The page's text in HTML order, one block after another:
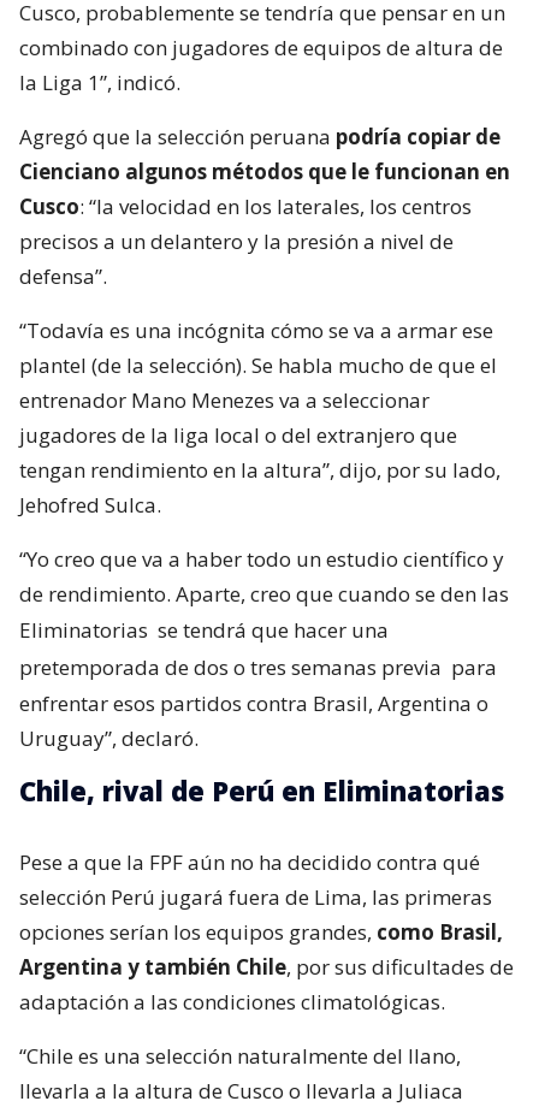
Cusco, probablemente se tendría que pensar en un
combinado con jugadores de equipos de altura de
la Liga 1”, indicó.
Agregó que la selección peruana podría copiar de
Cienciano algunos métodos que le funcionan en
Cusco: “la velocidad en los laterales, los centros
precisos a un delantero y la presión a nivel de
defensa”.
“Todavía es una incógnita cómo se va a armar ese
plantel (de la selección). Se habla mucho de que el
entrenador Mano Menezes va a seleccionar
jugadores de la liga local o del extranjero que
tengan rendimiento en la altura”, dijo, por su lado,
Jehofred Sulca.
“Yo creo que va a haber todo un estudio científico y
de rendimiento. Aparte, creo que cuando se den las
Eliminatorias se tendrá que hacer una
pretemporada de dos o tres semanas previa para
enfrentar esos partidos contra Brasil, Argentina o
Uruguay”, declaró.
Chile, rival de Perú en Eliminatorias
Pese a que la FPF aún no ha decidido contra qué
selección Perú jugará fuera de Lima, las primeras
opciones serían los equipos grandes, como Brasil,
Argentina y también Chile, por sus dificultades de
adaptación a las condiciones climatológicas.
“Chile es una selección naturalmente del llano,
llevarla a la altura de Cusco o llevarla a Juliaca